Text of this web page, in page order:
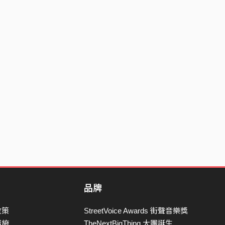
策
品牌
StreetVoice Awards 街聲音樂獎